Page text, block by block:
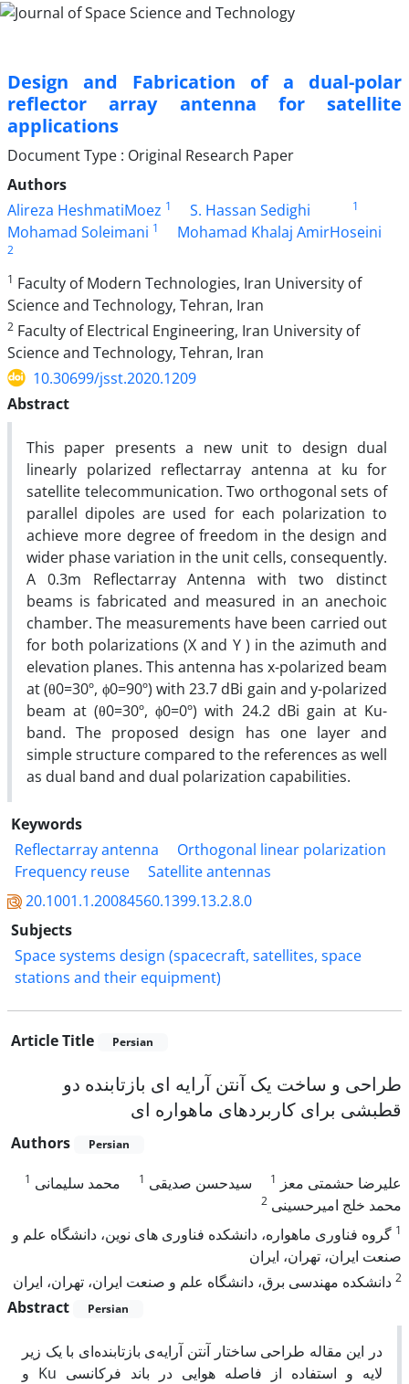
Design and Fabrication of a dual-polar
reflector array antenna for satellite
applications
Document Type : Original Research Paper
Authors
Alireza HeshmatiMoez 1 S. Hassan Sedighi 1
Mohamad Soleimani 1 Mohamad Khalaj AmirHoseini
2
1 Faculty of Modern Technologies, Iran University of
Science and Technology, Tehran, Iran
2 Faculty of Electrical Engineering, Iran University of
Science and Technology, Tehran, Iran
10.30699/jsst.2020.1209
Abstract
This paper presents a new unit to design dual
linearly polarized reflectarray antenna at ku for
satellite telecommunication. Two orthogonal sets of
parallel dipoles are used for each polarization to
achieve more degree of freedom in the design and
wider phase variation in the unit cells, consequently.
A 0.3m Reflectarray Antenna with two distinct
beams is fabricated and measured in an anechoic
chamber. The measurements have been carried out
for both polarizations (X and Y ) in the azimuth and
elevation planes. This antenna has x-polarized beam
at (θ0=30º, ϕ0=90º) with 23.7 dBi gain and y-polarized
beam at (θ0=30º, ϕ0=0º) with 24.2 dBi gain at Ku-
band. The proposed design has one layer and
simple structure compared to the references as well
as dual band and dual polarization capabilities.
Keywords
Reflectarray antenna
Orthogonal linear polarization
Frequency reuse
Satellite antennas
20.1001.1.20084560.1399.13.2.8.0
Subjects
Space systems design (spacecraft, satellites, space
stations and their equipment)
Article Title Persian
طراحی و ساخت یک آنتن آرایه ای بازتابنده دو
قطبشی برای کاربردهای ماهواره ای
Authors Persian
علیرضا حشمتی معز 1 سیدحسن صدیقی 1 محمد سلیمانی 1
محمد خلج امیرحسینی 2
1 گروه فناوری ماهواره، دانشکده فناوری های نوین، دانشگاه علم و
صنعت ایران، تهران، ایران
2 دانشکده مهندسی برق، دانشگاه علم و صنعت ایران، تهران، ایران
Abstract
Persian
در این مقاله طراحی ساختار آنتن آرایه‌ی بازتابنده‌ای با یک زیر
لایه و استفاده از فاصله هوایی در باند فرکانسی Ku و